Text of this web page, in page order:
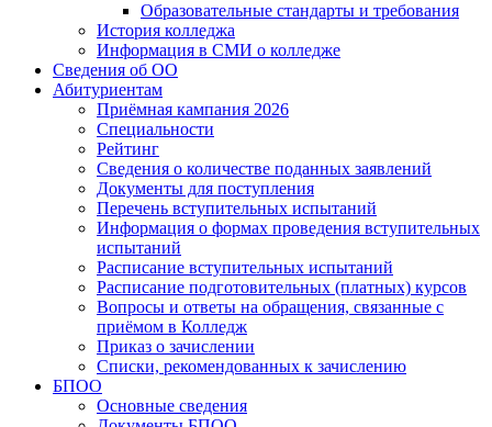
Образовательные стандарты и требования
История колледжа
Информация в СМИ о колледже
Сведения об ОО
Абитуриентам
Приёмная кампания 2026
Специальности
Рейтинг
Сведения о количестве поданных заявлений
Документы для поступления
Перечень вступительных испытаний
Информация о формах проведения вступительных
испытаний
Расписание вступительных испытаний
Расписание подготовительных (платных) курсов
Вопросы и ответы на обращения, связанные с
приёмом в Колледж
Приказ о зачислении
Списки, рекомендованных к зачислению
БПОО
Основные сведения